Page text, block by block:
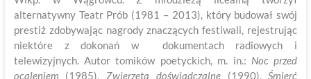
alternatywny Teatr Prób (1981 – 2013), który budował swój
prestiż zdobywając nagrody znaczących festiwali, rejestrując
niektóre z dokonań w dokumentach radiowych i
telewizyjnych. Autor tomików poetyckich, m. in.: Noc przed
ocaleniem (1985),Zwierzęta doświadczalne(1990),Śmierć